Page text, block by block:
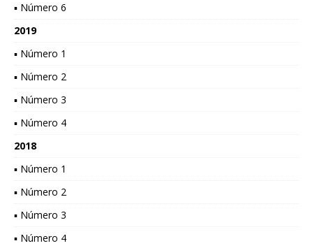
▪ Número 6
2019
▪ Número 1
▪ Número 2
▪ Número 3
▪ Número 4
2018
▪ Número 1
▪ Número 2
▪ Número 3
▪ Número 4